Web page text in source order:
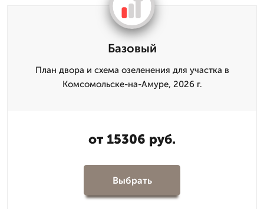
Базовый
План двора и схема озеленения для участка в
Комсомольске-на-Амуре, 2026 г.
от 15306 руб.
Выбрать